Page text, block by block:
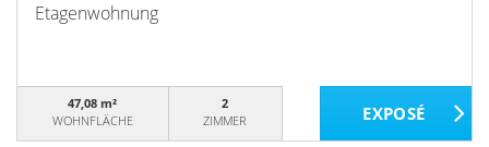
Etagenwohnung
47,08 m²
WOHNFLÄCHE
2
ZIMMER